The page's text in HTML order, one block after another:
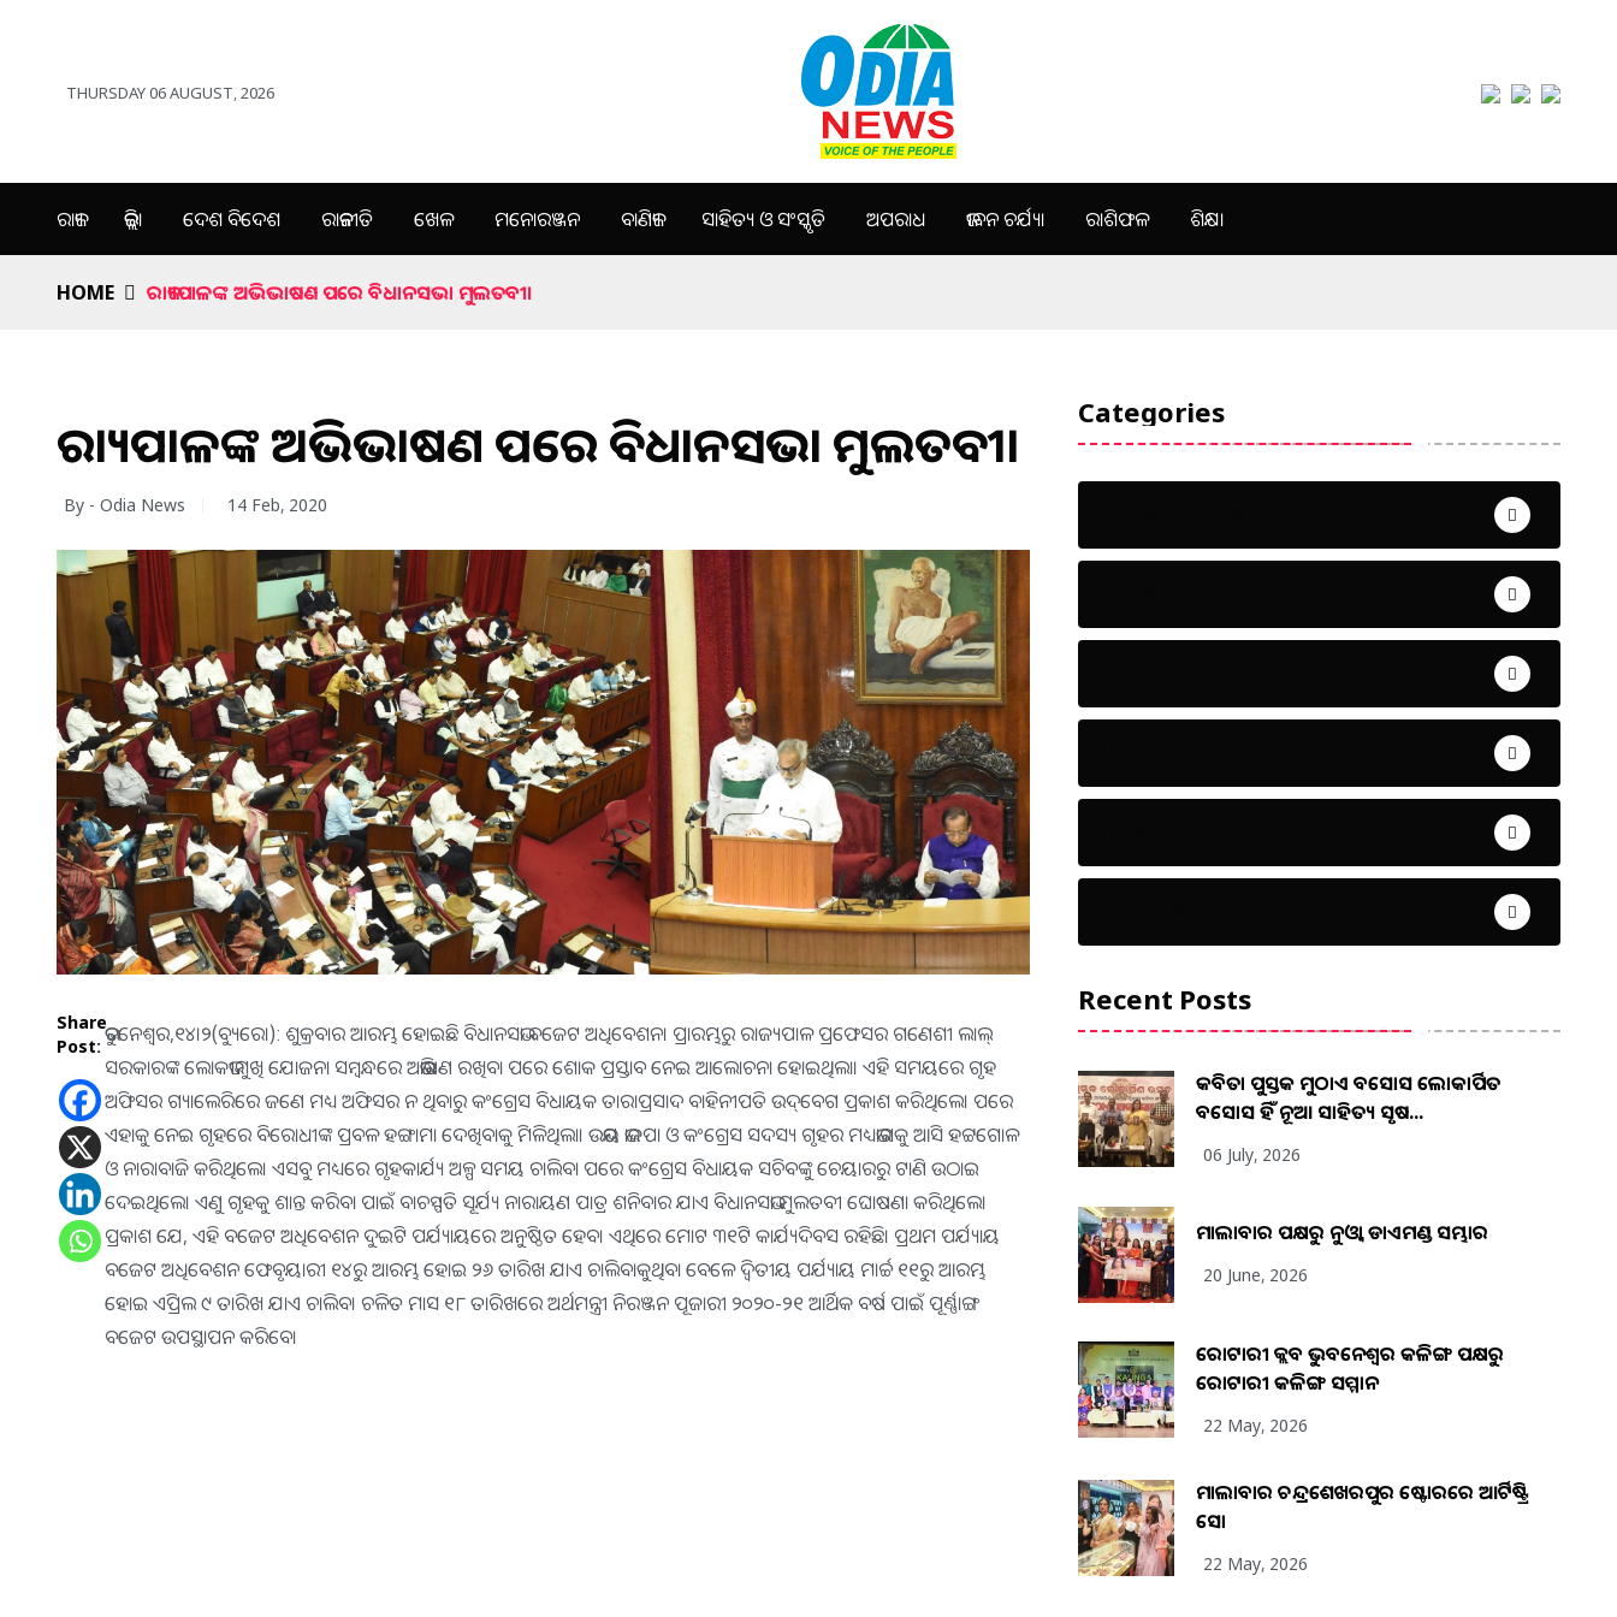
THURSDAY 06 AUGUST, 2026
ରାଜ୍ୟ ଜିଲ୍ଲା ଦେଶ ବିଦେଶ ରାଜନୀତି ଖେଳ ମନୋରଞ୍ଜନ ବାଣିଜ୍ୟ ସାହିତ୍ୟ ଓ ସଂସ୍କୃତି ଅପରାଧ ଜୀବନ ଚର୍ଯ୍ୟା ରାଶିଫଳ ଶିକ୍ଷା
HOME ରାଜ୍ୟପାଳଙ୍କ ଅଭିଭାଷଣ ପରେ ବିଧାନସଭା ମୁଲତବୀ।
ରାଜ୍ୟପାଳଙ୍କ ଅଭିଭାଷଣ ପରେ ବିଧାନସଭା ମୁଲତବୀ।
By - Odia News 14 Feb, 2020
Share
Post:
ଭୁବନେଶ୍ୱର,୧୪।୨(ବ୍ୟୁରୋ): ଶୁକ୍ରବାର ଆରମ୍ଭ ହୋଇଛି ବିଧାନସଭା ବଜେଟ ଅଧିବେଶନ। ପ୍ରାରମ୍ଭରୁ ରାଜ୍ୟପାଳ ପ୍ରଫେସର ଗଣେଶୀ ଲାଲ୍‌
ସରକାରଙ୍କ ଲୋକଭୀମୁଖି ଯୋଜନା ସମ୍ବନ୍ଧରେ ଅଭିଭାଷଣ ରଖିବା ପରେ ଶୋକ ପ୍ରସ୍ତାବ ନେଇ ଆଲୋଚନା ହୋଇଥିଲା। ଏହି ସମୟରେ ଗୃହ
ଅଫିସର ଗ୍ୟାଲେରିରେ ଜଣେ ମଧ୍ୟ ଅଫିସର ନ ଥିବାରୁ କଂଗ୍ରେସ ବିଧାୟକ ତାରାପ୍ରସାଦ ବାହିନୀପତି ଉଦ୍‌ବେଗ ପ୍ରକାଶ କରିଥିଲେ। ପରେ
ଏହାକୁ ନେଇ ଗୃହରେ ବିରୋଧୀଙ୍କ ପ୍ରବଳ ହଙ୍ଗାମା ଦେଖିବାକୁ ମିଳିଥିଲା। ଉଭୟ ଭାଜପା ଓ କଂଗ୍ରେସ ସଦସ୍ୟ ଗୃହର ମଧ୍ୟଭାଗକୁ ଆସି ହଟ୍ଟଗୋଳ
ଓ ନାରାବାଜି କରିଥିଲେ। ଏସବୁ ମଧ୍ୟରେ ଗୃହକାର୍ଯ୍ୟ ଅଳ୍ପ ସମୟ ଚାଲିବା ପରେ କଂଗ୍ରେସ ବିଧାୟକ ସଚିବଙ୍କୁ ଚେୟାରରୁ ଟାଣି ଉଠାଇ
ଦେଇଥିଲେ। ଏଣୁ ଗୃହକୁ ଶାନ୍ତ କରିବା ପାଇଁ ବାଚସ୍ପତି ସୂର୍ଯ୍ୟ ନାରାୟଣ ପାତ୍ର ଶନିବାର ଯାଏ ବିଧାନସଭା ମୁଲତବୀ ଘୋଷଣା କରିଥିଲେ।
ପ୍ରକାଶ ଯେ, ଏହି ବଜେଟ ଅଧିବେଶନ ଦୁଇଟି ପର୍ଯ୍ୟାୟରେ ଅନୁଷ୍ଠିତ ହେବ। ଏଥିରେ ମୋଟ ୩୧ଟି କାର୍ଯ୍ୟଦିବସ ରହିଛି। ପ୍ରଥମ ପର୍ଯ୍ୟାୟ
ବଜେଟ ଅଧିବେଶନ ଫେବୃୟାରୀ ୧୪ରୁ ଆରମ୍ଭ ହୋଇ ୨୬ ତାରିଖ ଯାଏ ଚାଲିବାକୁଥିବା ବେଳେ ଦ୍ୱିତୀୟ ପର୍ଯ୍ୟାୟ ମାର୍ଚ୍ଚ ୧୧ରୁ ଆରମ୍ଭ
ହୋଇ ଏପ୍ରିଲ ୯ ତାରିଖ ଯାଏ ଚାଲିବ। ଚଳିତ ମାସ ୧୮ ତାରିଖରେ ଅର୍ଥମନ୍ତ୍ରୀ ନିରଞ୍ଜନ ପୂଜାରୀ ୨୦୨୦-୨୧ ଆର୍ଥିକ ବର୍ଷ ପାଇଁ ପୂର୍ଣ୍ଣାଙ୍ଗ
ବଜେଟ ଉପସ୍ଥାପନ କରିବେ।
Categories
Recent Posts
କବିତା ପୁସ୍ତକ ମୁଠାଏ ଅବସୋସ ଲୋକାର୍ପିତ
ଅବସୋସ ହିଁ ନୂଆ ସାହିତ୍ୟ ସୃଷ...
06 July, 2026
ମାଲାବାର ପକ୍ଷରୁ ନୁଓ୍ବା ଡାଏମଣ୍ଡ ସମ୍ଭାର
20 June, 2026
ରୋଟାରୀ କ୍ଲବ ଭୁବନେଶ୍ୱର କଳିଙ୍ଗ ପକ୍ଷରୁ
ରୋଟାରୀ କଳିଙ୍ଗ ସମ୍ମାନ
22 May, 2026
ମାଲାବାର ଚନ୍ଦ୍ରଶେଖରପୁର ଷ୍ଟୋରରେ ଆର୍ଟିଷ୍ଟ୍ରି
ସୋ
22 May, 2026